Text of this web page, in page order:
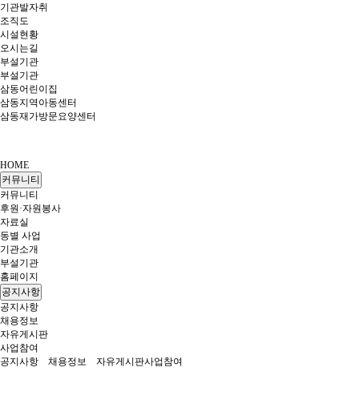
기관발자취
조직도
시설현황
오시는길
부설기관
부설기관
삼동어린이집
삼동지역아동센터
삼동재가방문요양센터
HOME
커뮤니티
커뮤니티
후원·자원봉사
자료실
동별 사업
기관소개
부설기관
홈페이지
공지사항
공지사항
채용정보
자유게시판
사업참여
공지사항
채용정보 자유게시판사업참여